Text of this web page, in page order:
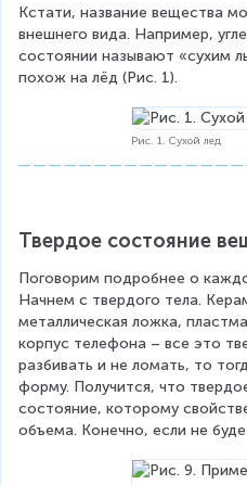
Кстати, название вещества
внешнего вида. Например,
состоянии называют «сухим
похож на лёд (Рис. 1).
Рис. 1. Сухой лед
Твердое состояние
Поговорим подробнее о
Начнем с твердого тела.
металлическая ложка,
корпус телефона – все это
разбивать и не ломать, то
форму. Получится, что
состояние, которому
объема. Конечно, если не